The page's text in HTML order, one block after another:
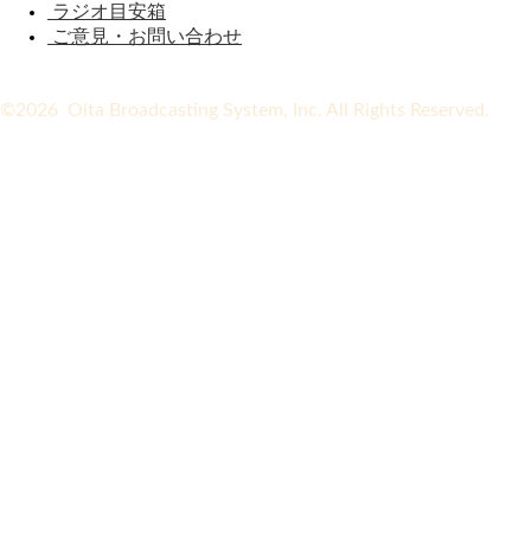
ラジオ目安箱
ご意見・お問い合わせ
©2026 Oita Broadcasting System, Inc. All Rights Reserved.